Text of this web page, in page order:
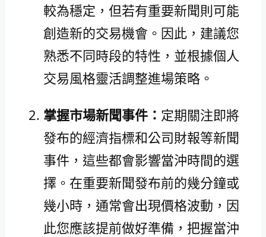
較為穩定，但若有重要新聞則可能
創造新的交易機會。因此，建議您
熟悉不同時段的特性，並根據個人
交易風格靈活調整進場策略。
掌握市場新聞事件： 定期關注即將
發布的經濟指標和公司財報等新聞
事件，這些都會影響當沖時間的選
擇。在重要新聞發布前的幾分鐘或
幾小時，通常會出現價格波動，因
此您應該提前做好準備，把握當沖